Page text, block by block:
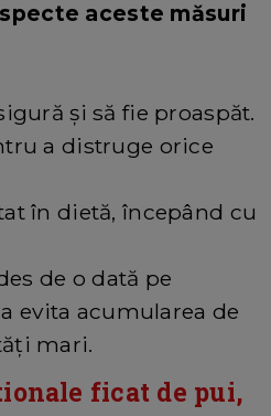
aceste măsuri
și să fie proaspăt.
a distruge orice
în dietă, începând cu
de o dată pe
evita acumularea de
mari.
ficat de pui,